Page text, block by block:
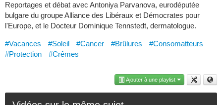
Reportages et débat avec Antoniya Parvanova, eurodéputée
bulgare du groupe Alliance des Libéraux et Démocrates pour
l'Europe, et le Docteur Dominique Tennstedt, dermatologue.
#Vacances #Soleil #Cancer #Brûlures
#Consomatteurs
#Protection
#Crêmes
Ajouter à une playlist